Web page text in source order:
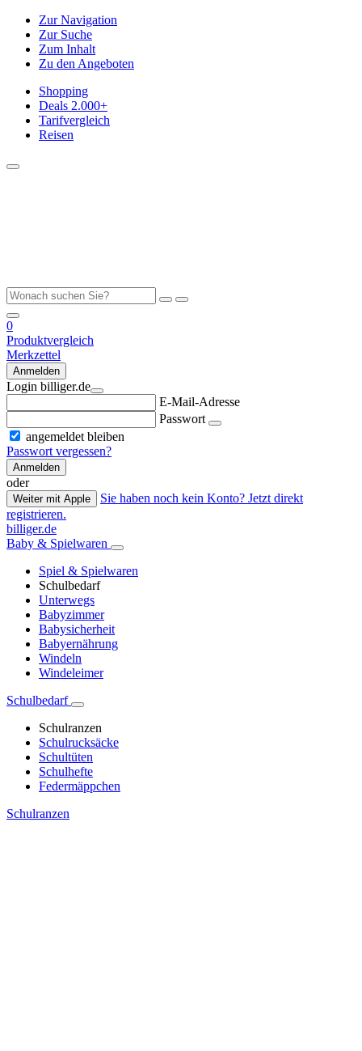
Zur Navigation
Zur Suche
Zum Inhalt
Zu den Angeboten
Shopping
Deals 2.000+
Tarifvergleich
Reisen
0
Produktvergleich
Merkzettel
Anmelden
Login billiger.de
E-Mail-Adresse
Passwort
angemeldet bleiben
Passwort vergessen?
Anmelden
oder
Weiter mit Apple
Sie haben noch kein Konto? Jetzt direkt
registrieren.
billiger.de
Baby & Spielwaren
Spiel & Spielwaren
Schulbedarf
Unterwegs
Babyzimmer
Babysicherheit
Babyernährung
Windeln
Windeleimer
Schulbedarf
Schulranzen
Schulrucksäcke
Schultüten
Schulhefte
Federmäppchen
Schulranzen